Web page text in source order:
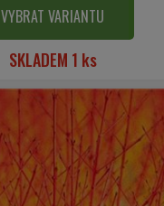
VYBRAT VARIANTU
SKLADEM 1 ks